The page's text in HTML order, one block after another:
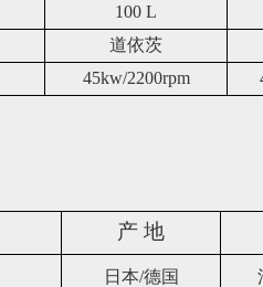
100 L
道依茨
45kw/2200rpm
产 地
日本/德国